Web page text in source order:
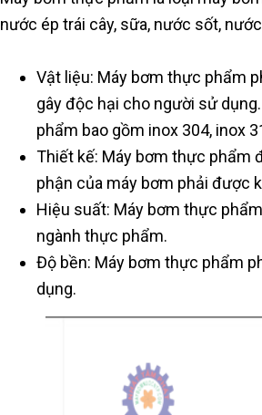
nước ép trái cây, sữa, nước sốt,
Vật liệu: Máy bơm thực phẩm
gây độc hại cho người sử
phẩm bao gồm inox 304, inox
Thiết kế: Máy bơm thực phẩm
phận của máy bơm phải được
Hiệu suất: Máy bơm thực
ngành thực phẩm.
Độ bền: Máy bơm thực phẩm
dụng.